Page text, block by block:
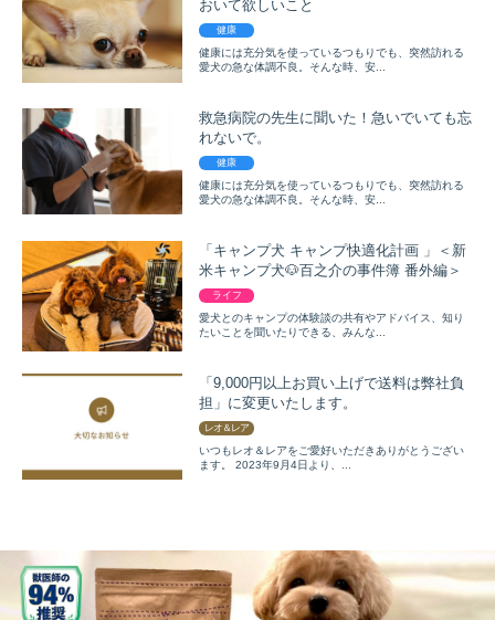
おいて欲しいこと
健康
健康には充分気を使っているつもりでも、突然訪れる
愛犬の急な体調不良。そんな時、安...
救急病院の先生に聞いた！急いでいても忘
れないで。
健康
健康には充分気を使っているつもりでも、突然訪れる
愛犬の急な体調不良。そんな時、安...
「キャンプ犬 キャンプ快適化計画 」＜新
米キャンプ犬🐶百之介の事件簿 番外編​​＞
ライフ
愛犬とのキャンプの体験談の共有やアドバイス、知り
たいことを聞いたりできる、みんな...
「9,000円以上お買い上げで送料は弊社負
担」に変更いたします。
レオ＆レア
いつもレオ＆レアをご愛好いただきありがとうござい
ます。 2023年9月4日より、...